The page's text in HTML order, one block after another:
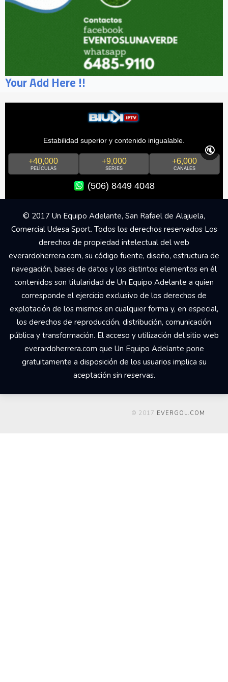
Your Add Here !!
Estabilidad superior y contenido inigualable.
+40,000
PELÍCULAS
+9,000
SERIES
+6,000
CANALES
(506) 8449 4048
🔇
© 2017 Un Equipo Adelante, San Rafael de Alajuela,
Comercial Udesa Sport. Todos los derechos reservados Los
derechos de propiedad intelectual del web
everardoherrera.com, su código fuente, diseño, estructura de
navegación, bases de datos y los distintos elementos en él
contenidos son titularidad de Un Equipo Adelante a quien
corresponde el ejercicio exclusivo de los derechos de
explotación de los mismos en cualquier forma y, en especial,
los derechos de reproducción, distribución, comunicación
pública y transformación. El acceso y utilización del sitio web
everardoherrera.com que Un Equipo Adelante pone
gratuitamente a disposición de los usuarios implica su
aceptación sin reservas.
© 2017 EVERGOL.COM